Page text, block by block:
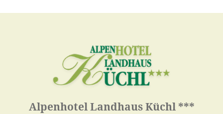
Alpenhotel Landhaus Küchl ***